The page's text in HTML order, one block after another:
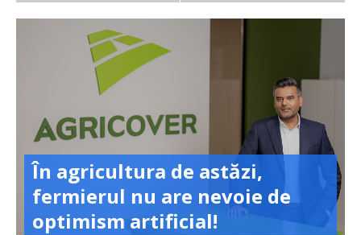
În agricultura de astăzi,
fermierul nu are nevoie de
optimism artificial!